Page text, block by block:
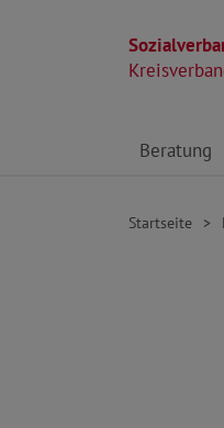
Direkt zu
Beratung
Startseite